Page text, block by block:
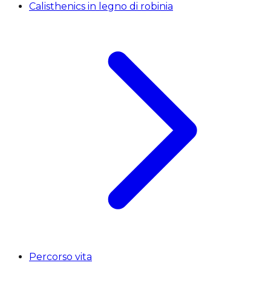
Calisthenics in legno di robinia
Percorso vita